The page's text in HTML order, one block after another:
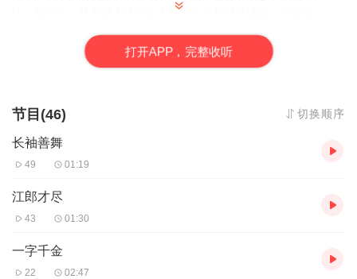
注，加评论，转发哦！让更多人听到！也是对主播的一种鼓励！
打开APP，完整收听
节目(46) 切换顺序
长袖善舞
49 01:19
江郎才尽
43 01:30
一字千金
22 02:47